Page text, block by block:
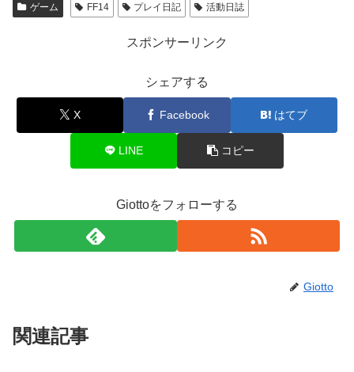
ゲーム FF14 プレイ日記 活動日誌
スポンサーリンク
シェアする
X Facebook はてブ
LINE コピー
Giottoをフォローする
Giotto
関連記事